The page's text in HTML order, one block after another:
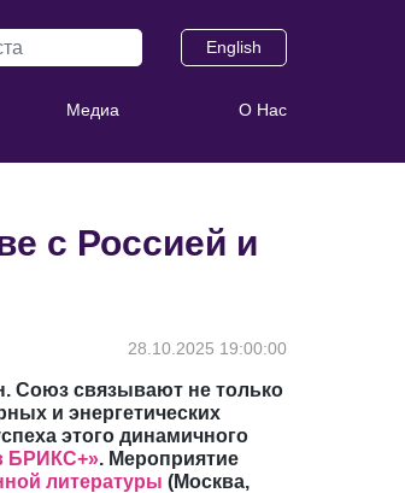
English
Медиа О Нас
с Россией и
28.10.2025 19:00:00
Союз связывают не только
и энергетических
этого динамичного
БРИКС+». Мероприятие
литературы (Москва,